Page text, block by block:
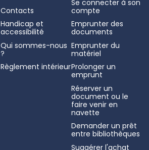
Contacts
Handicap et
accessibilité
Qui sommes-nous
?
Règlement intérieur
Se connecter à son
compte
Emprunter des
documents
Emprunter du
matériel
Prolonger un
emprunt
Réserver un
document ou le
faire venir en
navette
Demander un prêt
entre bibliothèques
Suggérer l'achat